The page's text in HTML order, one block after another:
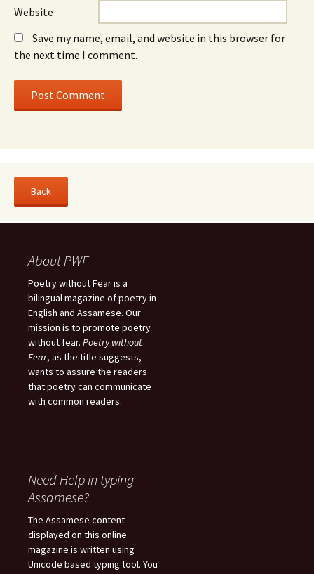
Website
Save my name, email, and website in this browser for
the next time I comment.
About PWF
Poetry without Fear is a
bilingual magazine of poetry in
English and Assamese. Our
mission is to promote poetry
without fear. Poetry without
Fear, as the title suggests,
wants to assure the readers
that poetry can communicate
with common readers.
Need Help in typing
Assamese?
The Assamese content
displayed on this online
magazine is written using
Unicode based typing tool. You